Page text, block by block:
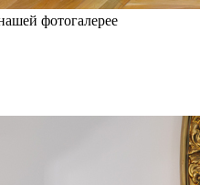
фотогалерее